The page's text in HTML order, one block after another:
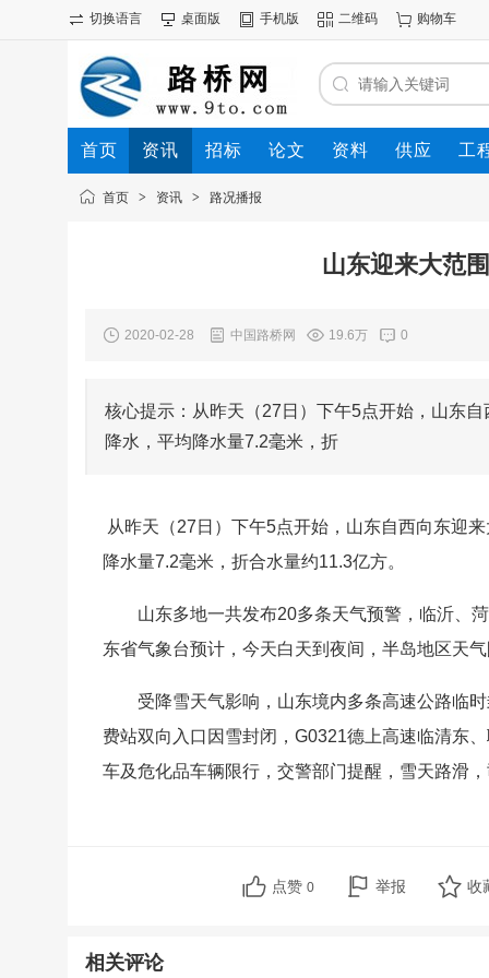
切换语言 桌面版 手机版 二维码 购物车
首页 资讯 招标 论文 资料 供应 工
首页 > 资讯 > 路况播报
山东迎来大范
2020-02-28 中国路桥网 19.6万 0
核心提示：从昨天（27日）下午5点开始，山东
降水，平均降水量7.2毫米，折
从昨天（27日）下午5点开始，山东自西向东迎
降水量7.2毫米，折合水量约11.3亿方。
山东多地一共发布20多条天气预警，临沂、
东省气象台预计，今天白天到夜间，半岛地区天
受降雪天气影响，山东境内多条高速公路临
费站双向入口因雪封闭，G0321德上高速临清东
车及危化品车辆限行，交警部门提醒，雪天路滑
点赞 0 举报 收
相关评论